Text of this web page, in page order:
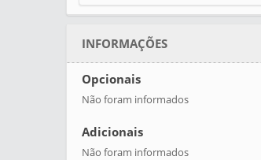
INFORMAÇÕES
Opcionais
Não foram informados
Adicionais
Não foram informados